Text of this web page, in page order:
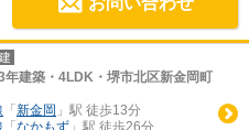
年建築・4LDK・堺市北区新金岡町
「 新金岡 」駅 徒歩13分
「 なかもず 」駅 徒歩26分